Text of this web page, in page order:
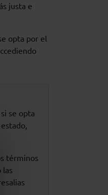
justa e
opta por el
se opta
términos
las